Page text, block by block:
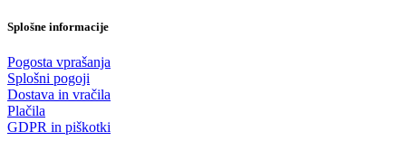
Splošne informacije
Pogosta vprašanja
Splošni pogoji
Dostava in vračila
Plačila
GDPR in piškotki